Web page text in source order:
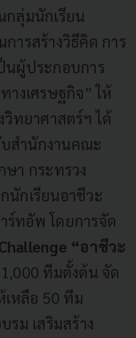
กลุ่มนักเรียน
ารสร้างวิธีคิด การ
นผู้ประกอบการ
างเศรษฐกิจ” ให้
ทยาศาสตร์ฯ ได้
สำนักงานคณะ
ษา กระทรวง
นักเรียนอาชีวะ
ทอัพ โดยการจัด
“อาชีวะ
ทีมตั้งต้น จัด
หลือ 50 ทีม
รม เสริมสร้าง